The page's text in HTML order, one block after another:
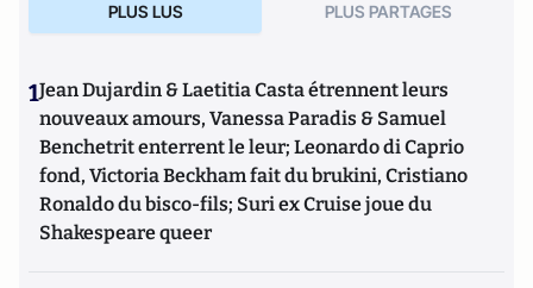
PLUS LUS PLUS PARTAGES
1Jean Dujardin & Laetitia Casta étrennent leurs
nouveaux amours, Vanessa Paradis & Samuel
Benchetrit enterrent le leur; Leonardo di Caprio
fond, Victoria Beckham fait du brukini, Cristiano
Ronaldo du bisco-fils; Suri ex Cruise joue du
Shakespeare queer